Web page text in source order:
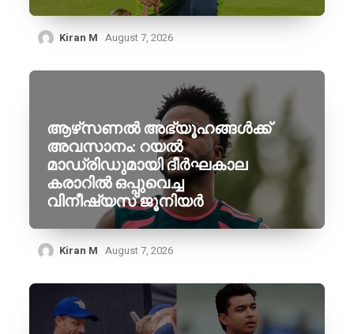
Kiran M August 7, 2026
ആഴ്‌സണൽ അഭ്യൂഹങ്ങൾക്ക്
അവസാനം: റയൽ
മാഡ്രിഡുമായി ദീർഘകാല
കരാറിൽ ഒപ്പുവെച്ച
വിനീഷ്യസ് ജൂനിയർ
Kiran M August 7, 2026